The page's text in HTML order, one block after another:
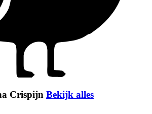
Crispijn Bekijk alles